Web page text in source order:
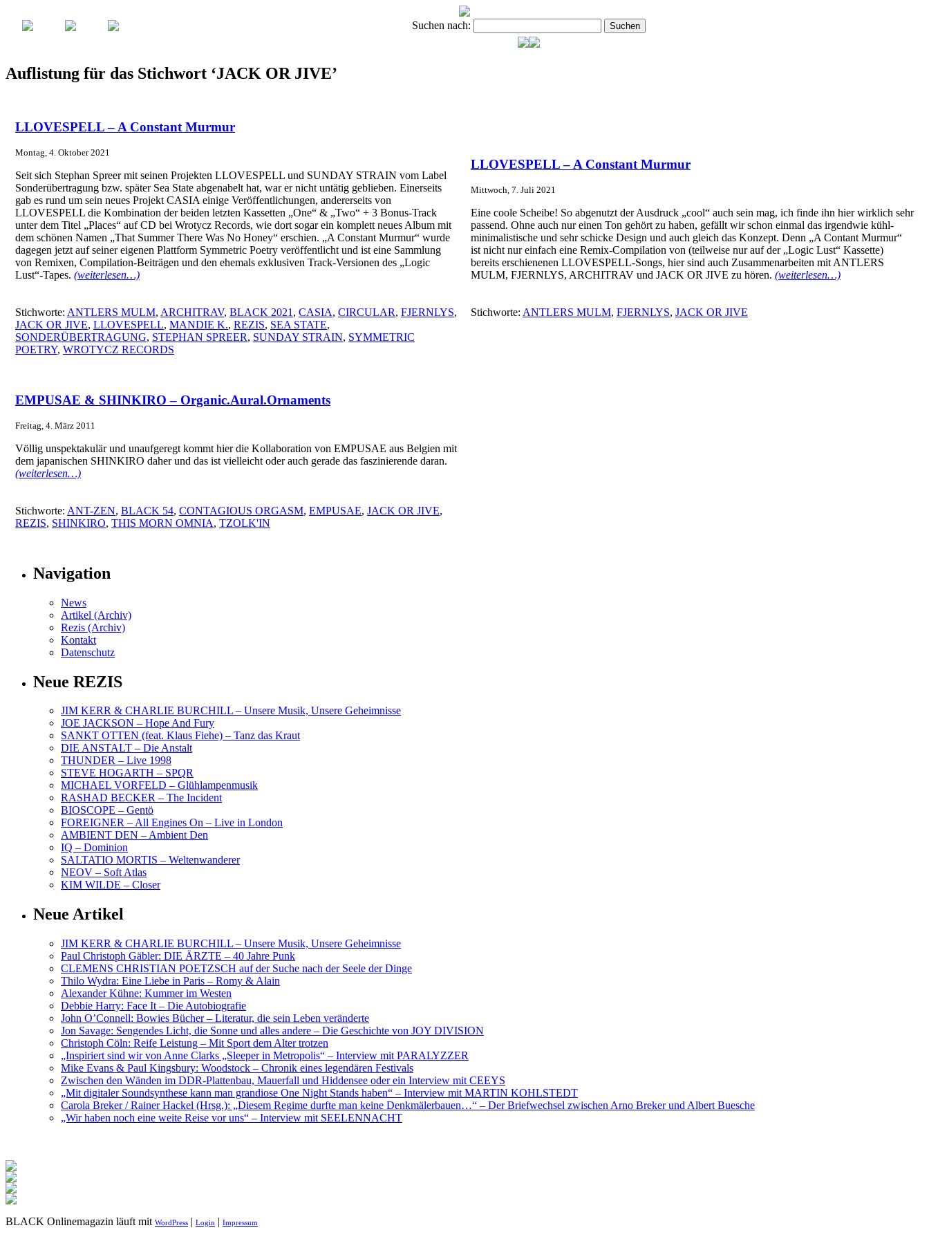
Suchen nach:
Auflistung für das Stichwort ‘JACK OR JIVE’
LLOVESPELL – A Constant Murmur
Montag, 4. Oktober 2021
Seit sich Stephan Spreer mit seinen Projekten LLOVESPELL und SUNDAY STRAIN vom Label
Sonderübertragung bzw. später Sea State abgenabelt hat, war er nicht untätig geblieben. Einerseits
gab es rund um sein neues Projekt CASIA einige Veröffentlichungen, andererseits von
LLOVESPELL die Kombination der beiden letzten Kassetten „One“ & „Two“ + 3 Bonus-Track
unter dem Titel „Places“ auf CD bei Wrotycz Records, wie dort sogar ein komplett neues Album mit
dem schönen Namen „That Summer There Was No Honey“ erschien. „A Constant Murmur“ wurde
dagegen jetzt auf seiner eigenen Plattform Symmetric Poetry veröffentlicht und ist eine Sammlung
von Remixen, Compilation-Beiträgen und den ehemals exklusiven Track-Versionen des „Logic
Lust“-Tapes. (weiterlesen…)
Stichworte: ANTLERS MULM, ARCHITRAV, BLACK 2021 , CASIA, CIRCULAR, FJERNLYS,
JACK OR JIVE, LLOVESPELL, MANDIE K., REZIS, SEA STATE,
SONDERÜBERTRAGUNG, STEPHAN SPREER, SUNDAY STRAIN, SYMMETRIC
POETRY, WROTYCZ RECORDS
LLOVESPELL – A Constant Murmur
Mittwoch, 7. Juli 2021
Eine coole Scheibe! So abgenutzt der Ausdruck „cool“ auch sein mag, ich finde ihn hier wirklich sehr
passend. Ohne auch nur einen Ton gehört zu haben, gefällt wir schon einmal das irgendwie kühl-
minimalistische und sehr schicke Design und auch gleich das Konzept. Denn „A Contant Murmur“
ist nicht nur einfach eine Remix-Compilation von (teilweise nur auf der „Logic Lust“ Kassette)
bereits erschienenen LLOVESPELL-Songs, hier sind auch Zusammenarbeiten mit ANTLERS
MULM, FJERNLYS, ARCHITRAV und JACK OR JIVE zu hören. (weiterlesen…)
Stichworte: ANTLERS MULM, FJERNLYS, JACK OR JIVE
EMPUSAE & SHINKIRO – Organic.Aural.Ornaments
Freitag, 4. März 2011
Völlig unspektakulär und unaufgeregt kommt hier die Kollaboration von EMPUSAE aus Belgien mit
dem japanischen SHINKIRO daher und das ist vielleicht oder auch gerade das faszinierende daran.
(weiterlesen…)
Stichworte: ANT-ZEN, BLACK 54, CONTAGIOUS ORGASM, EMPUSAE, JACK OR JIVE,
REZIS, SHINKIRO, THIS MORN OMNIA, TZOLK'IN
Navigation
News
Artikel (Archiv)
Rezis (Archiv)
Kontakt
Datenschutz
Neue REZIS
JIM KERR & CHARLIE BURCHILL – Unsere Musik, Unsere Geheimnisse
JOE JACKSON – Hope And Fury
SANKT OTTEN (feat. Klaus Fiehe) – Tanz das Kraut
DIE ANSTALT – Die Anstalt
THUNDER – Live 1998
STEVE HOGARTH – SPQR
MICHAEL VORFELD – Glühlampenmusik
RASHAD BECKER – The Incident
BIOSCOPE – Gentö
FOREIGNER – All Engines On – Live in London
AMBIENT DEN – Ambient Den
IQ – Dominion
SALTATIO MORTIS – Weltenwanderer
NEOV – Soft Atlas
KIM WILDE – Closer
Neue Artikel
JIM KERR & CHARLIE BURCHILL – Unsere Musik, Unsere Geheimnisse
Paul Christoph Gäbler: DIE ÄRZTE – 40 Jahre Punk
CLEMENS CHRISTIAN POETZSCH auf der Suche nach der Seele der Dinge
Thilo Wydra: Eine Liebe in Paris – Romy & Alain
Alexander Kühne: Kummer im Westen
Debbie Harry: Face It – Die Autobiografie
John O’Connell: Bowies Bücher – Literatur, die sein Leben veränderte
Jon Savage: Sengendes Licht, die Sonne und alles andere – Die Geschichte von JOY DIVISION
Christoph Cöln: Reife Leistung – Mit Sport dem Alter trotzen
„Inspiriert sind wir von Anne Clarks „Sleeper in Metropolis“ – Interview mit PARALYZZER
Mike Evans & Paul Kingsbury: Woodstock – Chronik eines legendären Festivals
Zwischen den Wänden im DDR-Plattenbau, Mauerfall und Hiddensee oder ein Interview mit CEEYS
„Mit digitaler Soundsynthese kann man grandiose One Night Stands haben“ – Interview mit MARTIN KOHLSTEDT
Carola Breker / Rainer Hackel (Hrsg.): „Diesem Regime durfte man keine Denkmälerbauen…“ – Der Briefwechsel zwischen Arno Breker und Albert Buesche
„Wir haben noch eine weite Reise vor uns“ – Interview mit SEELENNACHT
BLACK Onlinemagazin läuft mit WordPress | Login | Impressum